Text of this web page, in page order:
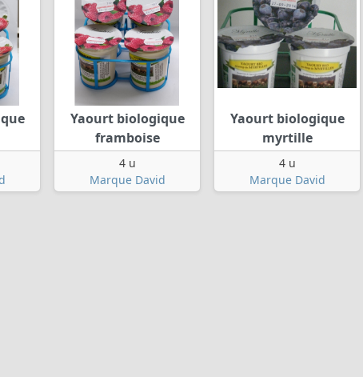
Yaourt biologique
framboise
4 u
Marque David
Yaourt biologique
myrtille
4 u
Marque David